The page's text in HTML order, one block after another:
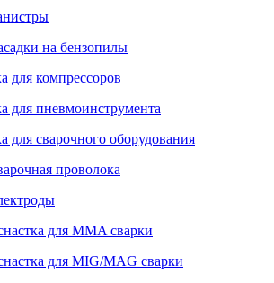
на бензопилы
для компрессоров
для пневмоинструмента
для сварочного оборудования
проволока
для MMA сварки
для MIG/MAG сварки